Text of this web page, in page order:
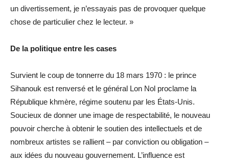
un divertissement, je n’essayais pas de provoquer quelque
chose de particulier chez le lecteur. »
De la politique entre les cases
Survient le coup de tonnerre du 18 mars 1970 : le prince
Sihanouk est renversé et le général Lon Nol proclame la
République khmère, régime soutenu par les États-Unis.
Soucieux de donner une image de respectabilité, le nouveau
pouvoir cherche à obtenir le soutien des intellectuels et de
nombreux artistes se rallient – par conviction ou obligation –
aux idées du nouveau gouvernement. L’influence est